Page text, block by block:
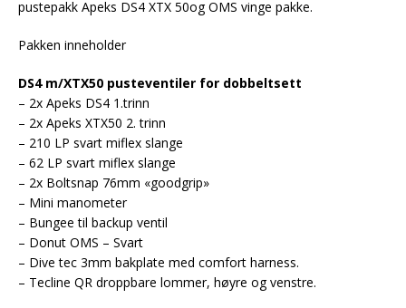
pustepakk Apeks DS4 XTX 50og OMS vinge pakke.
Pakken inneholder
DS4 m/XTX50 pusteventiler for dobbeltsett
– 2x Apeks DS4 1.trinn
– 2x Apeks XTX50 2. trinn
– 210 LP svart miflex slange
– 62 LP svart miflex slange
– 2x Boltsnap 76mm «goodgrip»
– Mini manometer
– Bungee til backup ventil
– Donut OMS – Svart
– Dive tec 3mm bakplate med comfort harness.
– Tecline QR droppbare lommer, høyre og venstre.